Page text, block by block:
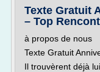
Texte Gratuit
– Top
à propos de nous
Texte Gratuit
Il trouvèrent déjà